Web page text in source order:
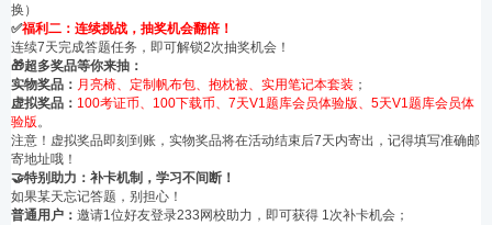
换）
✅福利二：连续挑战，抽奖机会翻倍！
连续7天完成答题任务，即可解锁2次抽奖机会！
🎁超多奖品等你来抽：
实物奖品： 月亮椅、定制帆布包、抱枕被、实用笔记本套装 ；
虚拟奖品： 100考证币、100下载币、7天V1题库会员体验版、5天V1题库会员体
验版。
注意！虚拟奖品即刻到账，实物奖品将在活动结束后7天内寄出，记得填写准确邮
寄地址哦！
🤝特别助力：补卡机制，学习不间断！
如果某天忘记答题，别担心！
普通用户： 邀请1位好友登录233网校助力，即可获得 1次补卡机会；